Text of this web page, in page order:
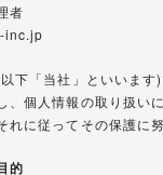
者
inc.jp
下「当社」といいます
、個人情報の取り扱い
れに従ってその保護に
的